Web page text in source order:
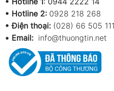
• Hotline 2: 0928 218 268
• Điện thoại: (028) 66 505 111
• Email: info@thuongtin.net